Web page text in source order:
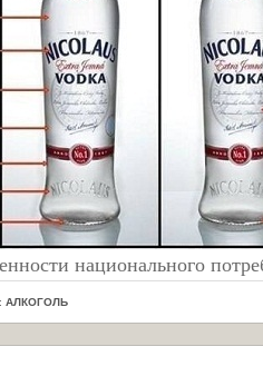
национального
АЛКОГОЛЬ